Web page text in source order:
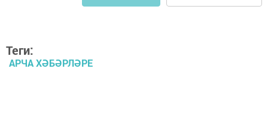
Теги:
АРЧА ХӘБӘРЛӘРЕ